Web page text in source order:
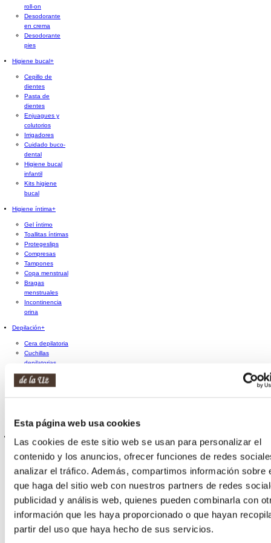
Esta página web usa cookies
Las cookies de este sitio web se usan para personalizar el
contenido y los anuncios, ofrecer funciones de redes
analizar el tráfico. Además, compartimos información sobre
que haga del sitio web con nuestros partners de redes
publicidad y análisis web, quienes pueden combinarla con
información que les haya proporcionado o que hayan
partir del uso que haya hecho de sus servicios.
roll-on
Desodorante
en crema
Desodorante
pies
Higiene bucal+
Cepillo de
dientes
Pasta de
dientes
Enjuagues y
colutorios
Irrigadores
Cuidado buco-
dental
Higiene bucal
infantil
Kits higiene
bucal
Higiene íntima+
Gel íntimo
Toallitas íntimas
Protegeslips
Compresas
Tampones
Copa menstrual
Bragas
menstruales
Incontinencia
orina
Depilación+
Cera depilatoria
Cuchillas
depilatorias
Crema
depilatoria
vello
Limas
Tijeras y
cortaúñas
Herramientas
de manicura y
pedicura
Accesorios de
manicura y
pedicura